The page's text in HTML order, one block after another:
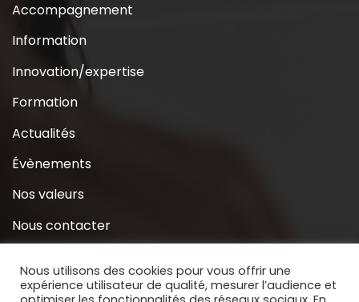
Accompagnement
Information
Innovation/expertise
Formation
Actualités
Évènements
Nos valeurs
Nous contacter
S’inscrire à la Newsletter
Nous utilisons des cookies pour vous offrir une
expérience utilisateur de qualité, mesurer l’audience et